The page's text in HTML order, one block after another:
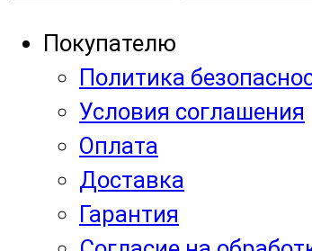
Покупателю
Политика
Условия соглашения
Оплата
Доставка
Гарантия